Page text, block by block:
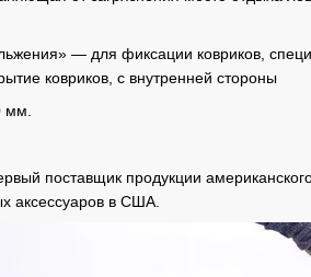
— для фиксации ковриков,
ковриков, с внутренней стороны
мм.
поставщик продукции
аксессуаров в США.